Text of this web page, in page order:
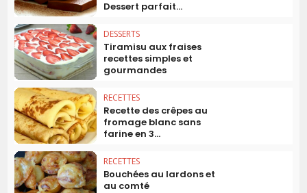
Dessert parfait...
DESSERTS
Tiramisu aux fraises
recettes simples et
gourmandes
RECETTES
Recette des crêpes au
fromage blanc sans
farine en 3...
RECETTES
Bouchées au lardons et
au comté